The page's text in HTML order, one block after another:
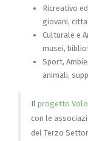
Ricreativo
giovani,
Culturale e
musei,
Sport,
animali,
Il progetto
con le
del Terzo